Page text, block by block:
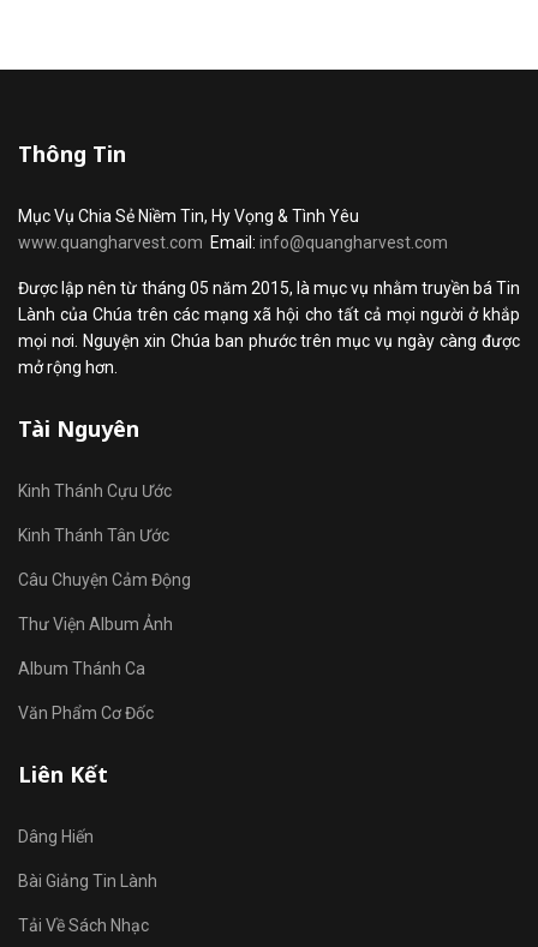
Thông Tin
Mục Vụ Chia Sẻ Niềm Tin, Hy Vọng & Tình Yêu
www.quangharvest.com Email: info@quangharvest.com
Được lập nên từ tháng 05 năm 2015, là mục vụ nhằm truyền bá Tin
Lành của Chúa trên các mạng xã hội cho tất cả mọi người ở khắp
mọi nơi. Nguyện xin Chúa ban phước trên mục vụ ngày càng được
mở rộng hơn.
Tài Nguyên
Kinh Thánh Cựu Ước
Kinh Thánh Tân Ước
Câu Chuyện Cảm Động
Thư Viện Album Ảnh
Album Thánh Ca
Văn Phẩm Cơ Đốc
Liên Kết
Dâng Hiến
Bài Giảng Tin Lành
Tải Về Sách Nhạc